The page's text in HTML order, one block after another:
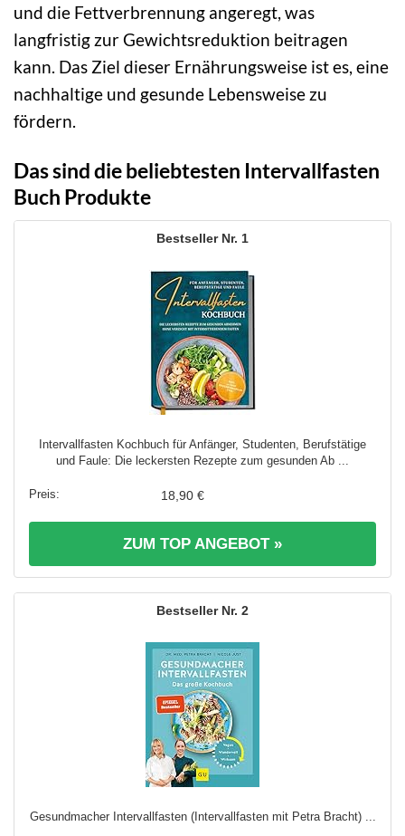
und die Fettverbrennung angeregt, was
langfristig zur Gewichtsreduktion beitragen
kann. Das Ziel dieser Ernährungsweise ist es, eine
nachhaltige und gesunde Lebensweise zu
fördern.
Das sind die beliebtesten Intervallfasten
Buch Produkte
1
Intervallfasten Kochbuch für Anfänger, Studenten, Berufstätige
und Faule: Die leckersten Rezepte zum gesunden Ab ...
18,90 €
ZUM TOP ANGEBOT »
2
Gesundmacher Intervallfasten (Intervallfasten mit Petra Bracht) ...